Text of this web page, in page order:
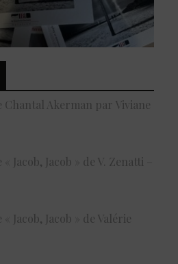
Chantal Akerman par Viviane
Jacob, Jacob » de V. Zenatti –
Jacob, Jacob » de Valérie